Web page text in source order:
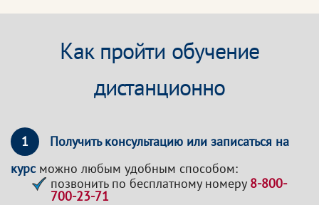
Как пройти обучение
дистанционно
1
Получить консультацию или записаться на
курсможно любым удобным способом:
позвонить по бесплатному номеру 8-800-
700-23-71